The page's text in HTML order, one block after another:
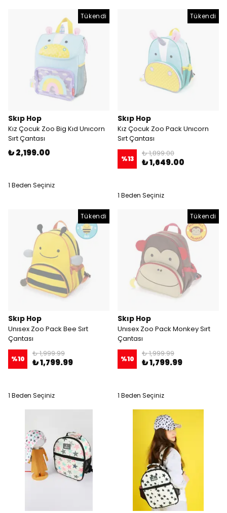
Tükendi
Skıp Hop
Kız Çocuk Zoo Big Kıd Unıcorn
Sırt Çantası
₺ 2,199.00
1 Beden Seçiniz
Tükendi
Skıp Hop
Kız Çocuk Zoo Pack Unıcorn
Sırt Çantası
%13
₺ 1,899.00
₺ 1,649.00
1 Beden Seçiniz
Tükendi
Skıp Hop
Unısex Zoo Pack Bee Sırt
Çantası
%10
₺ 1,999.99
₺ 1,799.99
1 Beden Seçiniz
Tükendi
Skıp Hop
Unısex Zoo Pack Monkey Sırt
Çantası
%10
₺ 1,999.99
₺ 1,799.99
1 Beden Seçiniz